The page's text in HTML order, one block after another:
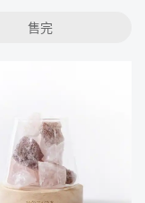
售完